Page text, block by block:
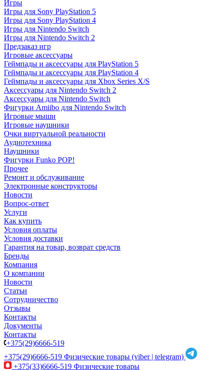
Игры
Игры для Sony PlayStation 5
Игры для Sony PlayStation 4
Игры для Nintendo Switch
Игры для Nintendo Switch 2
Предзаказ игр
Игровые аксессуары
Геймпады и аксессуары для PlayStation 5
Геймпады и аксессуары для PlayStation 4
Геймпады и аксессуары для Xbox Series X/S
Аксессуары для Nintendo Switch 2
Аксессуары для Nintendo Switch
Фигурки Amiibo для Nintendo Switch
Игровые мыши
Игровые наушники
Очки виртуальной реальности
Аудиотехника
Наушники
Фигурки Funko POP!
Прочее
Ремонт и обслуживание
Электронные конструкторы
Новости
Вопрос-ответ
Услуги
Как купить
Условия оплаты
Условия доставки
Гарантия на товар, возврат средств
Бренды
Компания
О компании
Новости
Статьи
Сотрудничество
Отзывы
Контакты
Документы
Контакты
+375(29)6666-519
+375(29)6666-519 Физические товары (viber | telegram)
+375(33)6666-519 Физические товары